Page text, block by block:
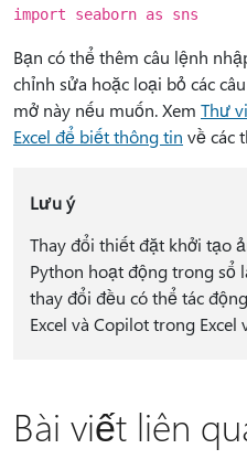
import seaborn as sns
Bạn có thể thêm câu lệnh
chỉnh sửa hoặc loại bỏ các
mở này nếu muốn. Xem Thư
Excel để biết thông tin về các
Lưu ý
Thay đổi thiết đặt khởi tạo
Python hoạt động trong sổ
thay đổi đều có thể tác
Excel và Copilot trong Excel
Bài viết liên